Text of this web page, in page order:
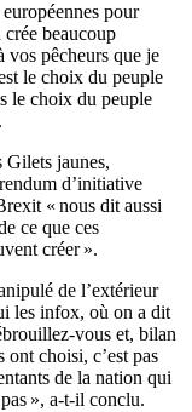
pour
crée beaucoup
vos pêcheurs que je
le choix du peuple
le choix du peuple
Gilets jaunes,
d’initiative
« nous dit aussi
ce que ces
créer ».
de l’extérieur
les infox, où on a dit
vous et, bilan
ont choisi, c’est pas
de la nation qui
», a-t-il conclu.